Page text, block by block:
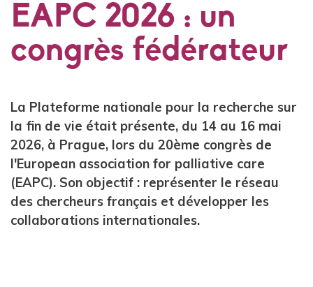
EAPC 2026 : un
congrès fédérateur
La Plateforme nationale pour la recherche sur
la fin de vie était présente, du 14 au 16 mai
2026, à Prague, lors du 20ème congrès de
l'European association for palliative care
(EAPC). Son objectif : représenter le réseau
des chercheurs français et développer les
collaborations internationales.